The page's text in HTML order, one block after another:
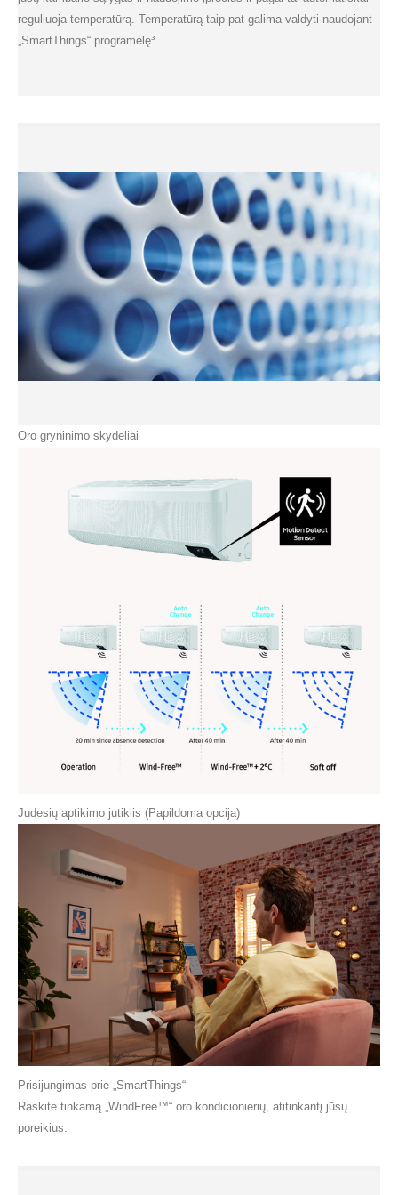
reguliuoja temperatūrą. Temperatūrą taip pat galima valdyti naudojant
„SmartThings“ programėlę³.
Oro gryninimo skydeliai
Judesių aptikimo jutiklis (Papildoma opcija)
Prisijungimas prie „SmartThings“
Raskite tinkamą „WindFree™“ oro kondicionierių, atitinkantį jūsų
poreikius.